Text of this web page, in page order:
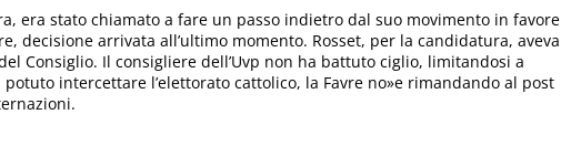
era stato chiamato a fare un passo indietro dal suo movimento in favore
decisione arrivata all’ultimo momento. Rosset, per la candidatura, aveva
Consiglio. Il consigliere dell’Uvp non ha battuto ciglio, limitandosi a
intercettare l’elettorato cattolico, la Favre no»e rimandando al post